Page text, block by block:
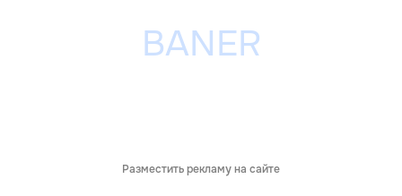
Разместить рекламу на сайте